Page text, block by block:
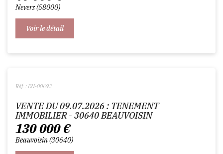
Nevers 58000
Voir le détail
VENTE DU 09.07.2026 : TENEMENT
IMMOBILIER - 30640 BEAUVOISIN
130 000 €
Beauvoisin 30640
Réf. : EN-00693